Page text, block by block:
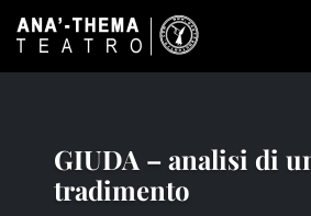
GIUDA – analisi di
tradimento